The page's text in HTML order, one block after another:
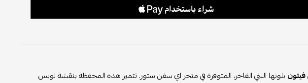
بلونها البني الفاخر، المتوفرة في متجر اي سفن ستور. تتميز هذه المحفظة بنقشة لويس